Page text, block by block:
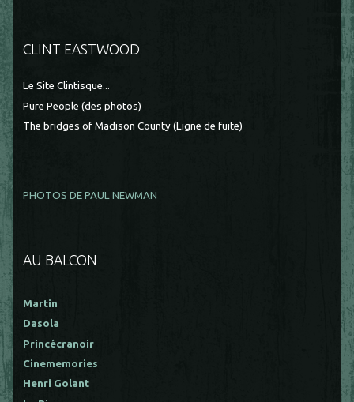
CLINT EASTWOOD
Le Site Clintisque...
Pure People (des photos)
The bridges of Madison County (Ligne de fuite)
PHOTOS DE PAUL NEWMAN
AU BALCON
Martin
Dasola
Princécranoir
Cinememories
Henri Golant